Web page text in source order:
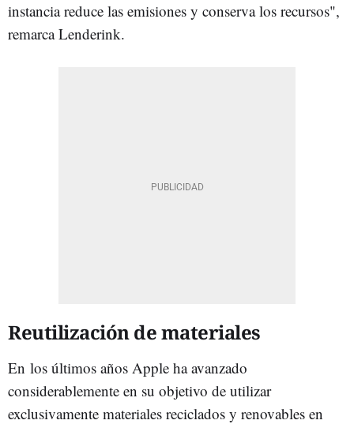
instancia reduce las emisiones y conserva los recursos",
remarca Lenderink.
Reutilización de materiales
En los últimos años Apple ha avanzado
considerablemente en su objetivo de utilizar
exclusivamente materiales reciclados y renovables en